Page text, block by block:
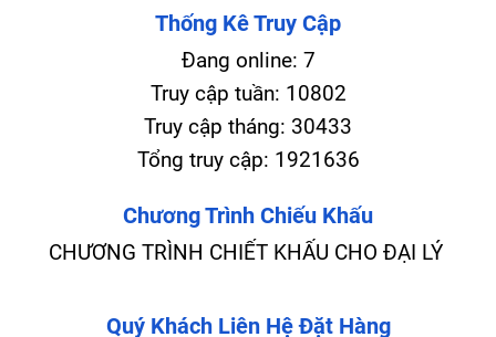
Thống Kê Truy Cập
Đang online: 7
Truy cập tuần: 10802
Truy cập tháng: 30433
Tổng truy cập: 1921636
Chương Trình Chiếu Khấu
CHƯƠNG TRÌNH CHIẾT KHẤU CHO ĐẠI LÝ
Quý Khách Liên Hệ Đặt Hàng